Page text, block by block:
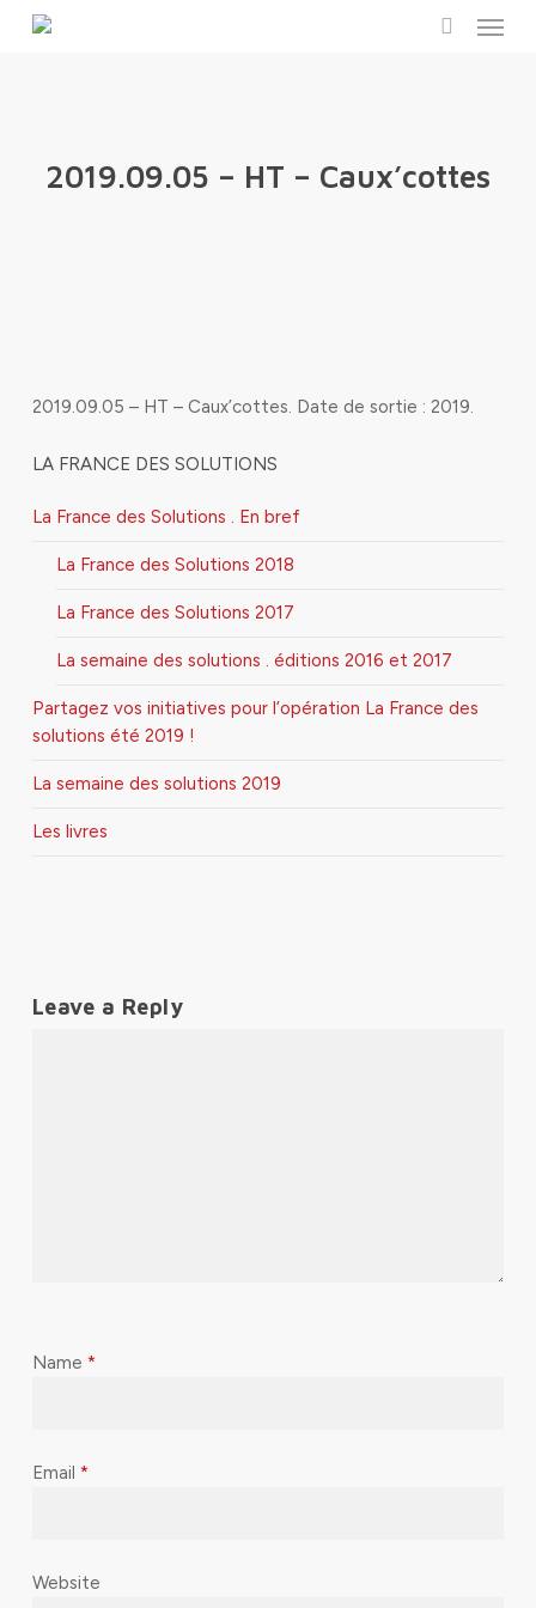
Menu
2019.09.05 – HT – Caux’cottes
2019.09.05 – HT – Caux’cottes. Date de sortie : 2019.
LA FRANCE DES SOLUTIONS
La France des Solutions . En bref
La France des Solutions 2018
La France des Solutions 2017
La semaine des solutions . éditions 2016 et 2017
Partagez vos initiatives pour l’opération La France des
solutions été 2019 !
La semaine des solutions 2019
Les livres
Leave a Reply
Name *
Email *
Website